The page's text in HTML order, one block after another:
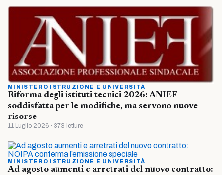
MINISTERO ISTRUZIONE E UNIVERSITÀ
Riforma degli istituti tecnici 2026: ANIEF
soddisfatta per le modifiche, ma servono nuove
risorse
11 Luglio 2026 · 373 letture
MINISTERO ISTRUZIONE E UNIVERSITÀ
Ad agosto aumenti e arretrati del nuovo contratto: